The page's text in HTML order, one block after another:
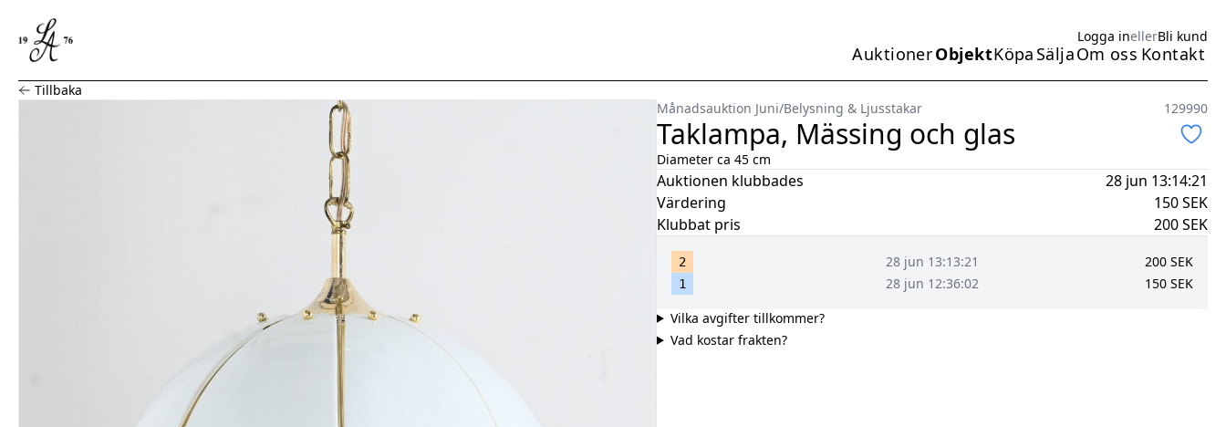
Logga inellerBli kund
Huvudmeny
AuktionerObjektKöpa SäljaOm oss Kontakt
Taklampa, Mässing och glas
Tillbaka
Månadsauktion Juni/Belysning & Ljusstakar 129990
Taklampa, Mässing och glas
Diameter ca 45 cm
Auktionen klubbades
28 jun 13:14:21
Värdering
150SEK
Klubbat pris
200SEK
2 28 jun 13:13:21 200 SEK
1 28 jun 12:36:02 150 SEK
Vilka avgifter tillkommer?
Vad kostar frakten?